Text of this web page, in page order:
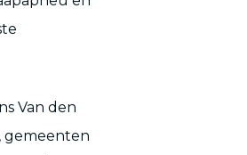
Van den
gemeenten